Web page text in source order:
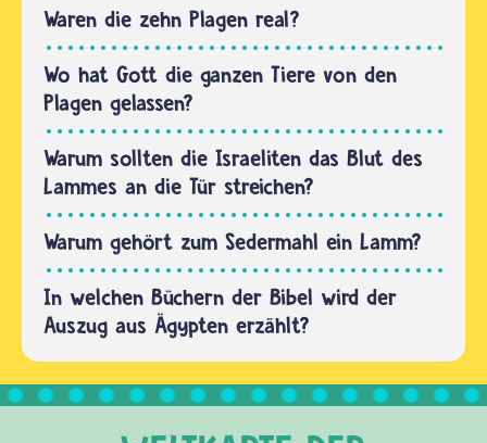
2. Buch
der
jüdischen
Tora.
Diese
findest
du im
Tanach,
dem
ersten
Teil…
Waren die zehn Plagen real?
Wo hat Gott die ganzen Tiere von den
Plagen gelassen?
Warum sollten die Israeliten das Blut des
Lammes an die Tür streichen?
Warum gehört zum Sedermahl ein Lamm?
In welchen Büchern der Bibel wird der
Auszug aus Ägypten erzählt?